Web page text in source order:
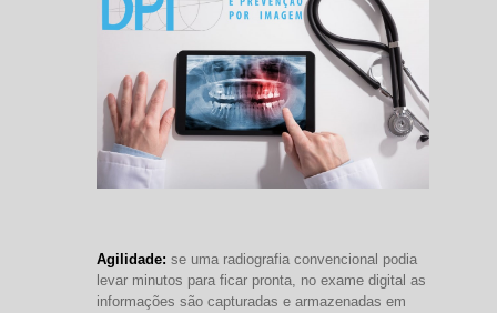
Agilidade: se uma radiografia convencional podia
levar minutos para ficar pronta, no exame digital as
informações são capturadas e armazenadas em